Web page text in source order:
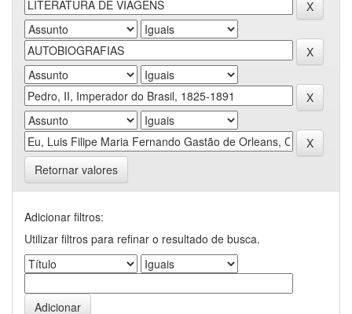
Retornar valores
Adicionar filtros:
Utilizar filtros para refinar o resultado de busca.